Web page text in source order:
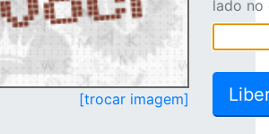
[trocar imagem]
lado no